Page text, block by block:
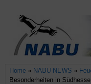
Home » NABU-NEWS »
Besonderheiten in